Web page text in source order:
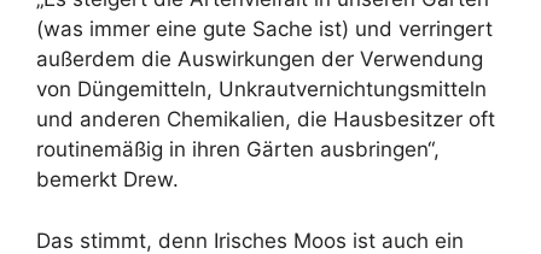
(was immer eine gute Sache ist) und verringert
außerdem die Auswirkungen der Verwendung
von Düngemitteln, Unkrautvernichtungsmitteln
und anderen Chemikalien, die Hausbesitzer oft
routinemäßig in ihren Gärten ausbringen“,
bemerkt Drew.
Das stimmt, denn Irisches Moos ist auch ein